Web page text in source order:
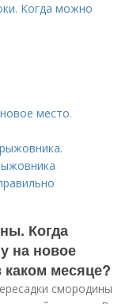
Когда можно
место.
Когда
на новое
месяце?
смородины